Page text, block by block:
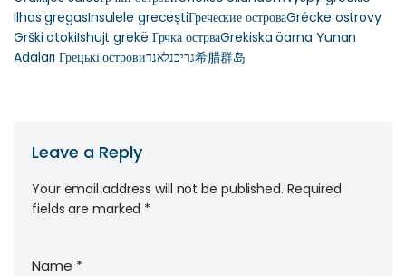
Ilhas gregasInsulele greceștiГреческие островаGrécke ostrovy
Grški otokiIshujt grekë Грчка острваGrekiska öarna Yunan
Adaları Грецькі островиגריכנלאנד希腊群岛
Leave a Reply
Your email address will not be published. Required
fields are marked *
Name *